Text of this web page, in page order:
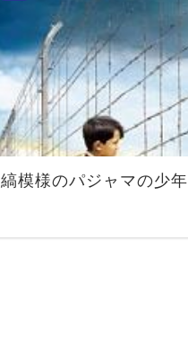
縞模様のパジャマの少年